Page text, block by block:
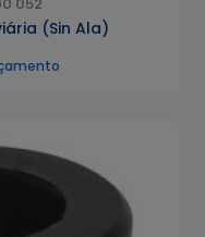
(Sin Ala)